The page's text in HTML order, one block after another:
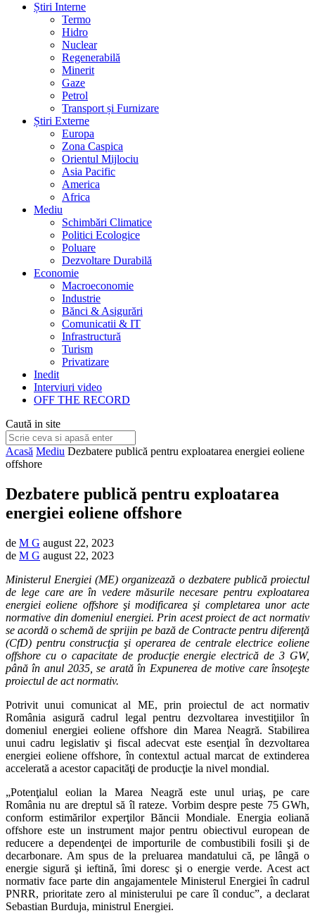
Știri Interne
Termo
Hidro
Nuclear
Regenerabilă
Minerit
Gaze
Petrol
Transport și Furnizare
Știri Externe
Europa
Zona Caspica
Orientul Mijlociu
Asia Pacific
America
Africa
Mediu
Schimbări Climatice
Politici Ecologice
Poluare
Dezvoltare Durabilă
Economie
Macroeconomie
Industrie
Bănci & Asigurări
Comunicatii & IT
Infrastructură
Turism
Privatizare
Inedit
Interviuri video
OFF THE RECORD
Caută in site
Acasă Mediu Dezbatere publică pentru exploatarea energiei eoliene
offshore
Dezbatere publică pentru exploatarea
energiei eoliene offshore
de M G august 22, 2023
de M G august 22, 2023
Ministerul Energiei (ME) organizează o dezbatere publică proiectul
de lege care are în vedere măsurile necesare pentru exploatarea
energiei eoliene offshore şi modificarea şi completarea unor acte
normative din domeniul energiei. Prin acest proiect de act normativ
se acordă o schemă de sprijin pe bază de Contracte pentru diferenţă
(CfD) pentru construcţia şi operarea de centrale electrice eoliene
offshore cu o capacitate de producţie energie electrică de 3 GW,
până în anul 2035, se arată în Expunerea de motive care însoţeşte
proiectul de act normativ.
Potrivit unui comunicat al ME, prin proiectul de act normativ
România asigură cadrul legal pentru dezvoltarea investiţiilor în
domeniul energiei eoliene offshore din Marea Neagră. Stabilirea
unui cadru legislativ şi fiscal adecvat este esenţial în dezvoltarea
energiei eoliene offshore, în contextul actual marcat de extinderea
accelerată a acestor capacităţi de producţie la nivel mondial.
„Potenţialul eolian la Marea Neagră este unul uriaş, pe care
România nu are dreptul să îl rateze. Vorbim despre peste 75 GWh,
conform estimărilor experţilor Băncii Mondiale. Energia eoliană
offshore este un instrument major pentru obiectivul european de
reducere a dependenţei de importurile de combustibili fosili şi de
decarbonare. Am spus de la preluarea mandatului că, pe lângă o
energie sigură şi ieftină, îmi doresc şi o energie verde. Acest act
normativ face parte din angajamentele Ministerul Energiei în cadrul
PNRR, prioritate zero al ministerului pe care îl conduc”, a declarat
Sebastian Burduja, ministrul Energiei.